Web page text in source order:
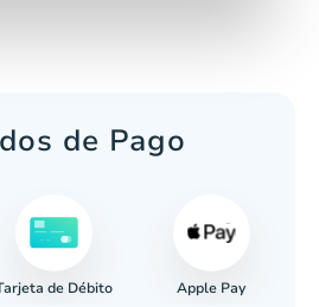
de Pago
de Débito Apple Pay